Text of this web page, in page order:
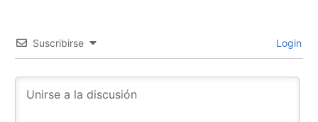
Suscribirse Login